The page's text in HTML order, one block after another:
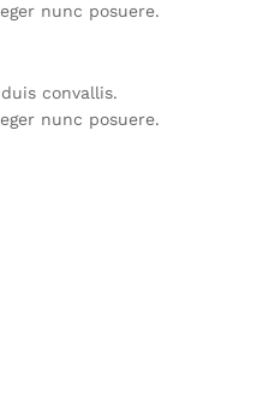
nunc posuere.
convallis.
nunc posuere.